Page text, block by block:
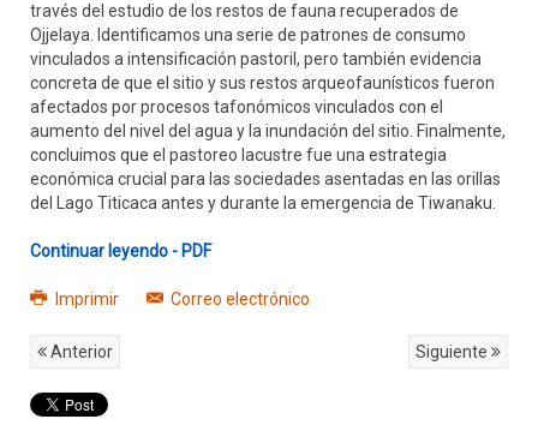
través del estudio de los restos de fauna recuperados de
Ojjelaya. Identificamos una serie de patrones de consumo
vinculados a intensificación pastoril, pero también evidencia
concreta de que el sitio y sus restos arqueofaunísticos fueron
afectados por procesos tafonómicos vinculados con el
aumento del nivel del agua y la inundación del sitio. Finalmente,
concluimos que el pastoreo lacustre fue una estrategia
económica crucial para las sociedades asentadas en las orillas
del Lago Titicaca antes y durante la emergencia de Tiwanaku.
Continuar leyendo - PDF
Imprimir Correo electrónico
Anterior Siguiente